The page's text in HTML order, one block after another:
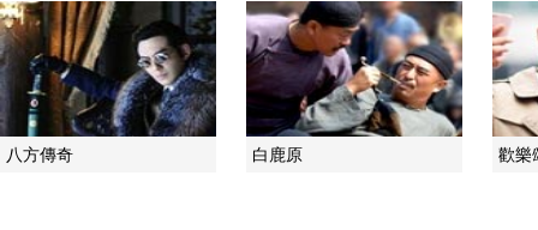
八方傳奇 白鹿原 歡樂